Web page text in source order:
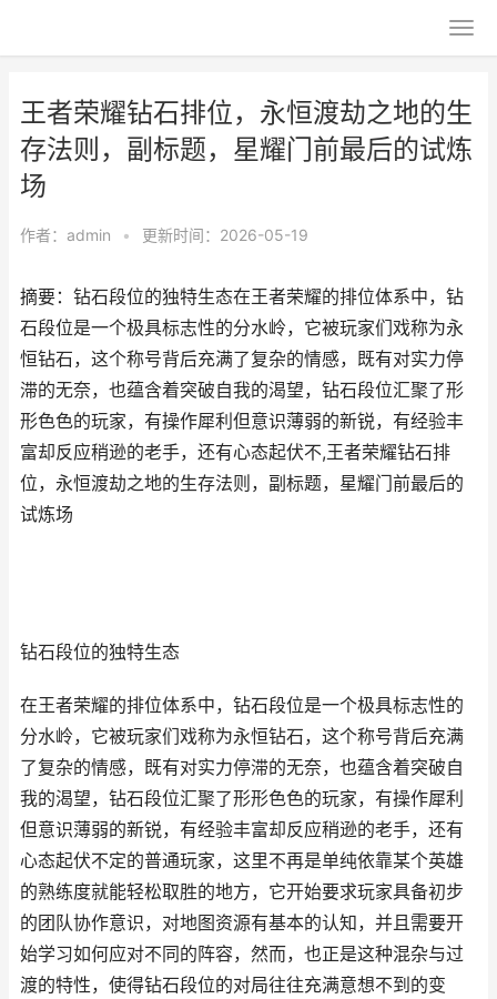
王者荣耀钻石排位，永恒渡劫之地的生
存法则，副标题，星耀门前最后的试炼
场
作者： admin • 更新时间：2026-05-19
摘要：钻石段位的独特生态在王者荣耀的排位体系中，钻
石段位是一个极具标志性的分水岭，它被玩家们戏称为永
恒钻石，这个称号背后充满了复杂的情感，既有对实力停
滞的无奈，也蕴含着突破自我的渴望，钻石段位汇聚了形
形色色的玩家，有操作犀利但意识薄弱的新锐，有经验丰
富却反应稍逊的老手，还有心态起伏不,王者荣耀钻石排
位，永恒渡劫之地的生存法则，副标题，星耀门前最后的
试炼场
钻石段位的独特生态
在王者荣耀的排位体系中，钻石段位是一个极具标志性的
分水岭，它被玩家们戏称为永恒钻石，这个称号背后充满
了复杂的情感，既有对实力停滞的无奈，也蕴含着突破自
我的渴望，钻石段位汇聚了形形色色的玩家，有操作犀利
但意识薄弱的新锐，有经验丰富却反应稍逊的老手，还有
心态起伏不定的普通玩家，这里不再是单纯依靠某个英雄
的熟练度就能轻松取胜的地方，它开始要求玩家具备初步
的团队协作意识，对地图资源有基本的认知，并且需要开
始学习如何应对不同的阵容，然而，也正是这种混杂与过
渡的特性，使得钻石段位的对局往往充满意想不到的变